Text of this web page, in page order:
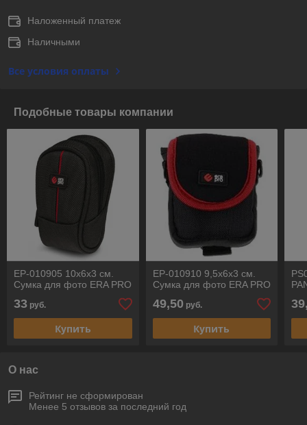
Наложенный платеж
Наличными
Все условия оплаты
Подобные товары компании
EP-010905 10х6х3 см.
Сумка для фото ERA PRO
33 руб.
Купить
EP-010910 9,5х6х3 см.
Сумка для фото ERA PRO
49,50 руб.
Купить
О нас
Рейтинг не сформирован
Менее 5 отзывов за последний год